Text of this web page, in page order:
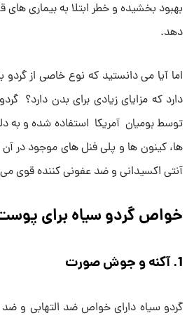
بهبود بخشیده و خطر ابتلا به بیماری
دهد.
اما آیا می دانستید که نوع خاصی از
دارد که مزایای زیادی برای بدن دارد؟
توسط بومیان آمریکا استفاده شده و به
ها، کینون ها و پلی فنل های موجود در
آنتی اکسیدانی و ضد عفونی کننده قوی
خواص گردو سیاه برای
1. آکنه و جوش صورت
گردو سیاه دارای خواص ضد التهابی و